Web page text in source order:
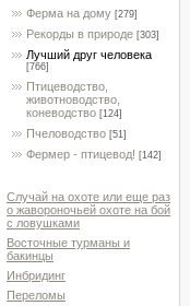
Ферма на дому [279]
Рекорды в природе [303]
Лучший друг человека
[766]
Птицеводство,
животноводство,
коневодство [124]
Пчеловодство [51]
Фермер - птицевод! [142]
Случай на охоте или еще раз
о жавороночьей охоте на бой
с ловушками
Восточные турманы и
бакинцы
Инбридинг
Переломы